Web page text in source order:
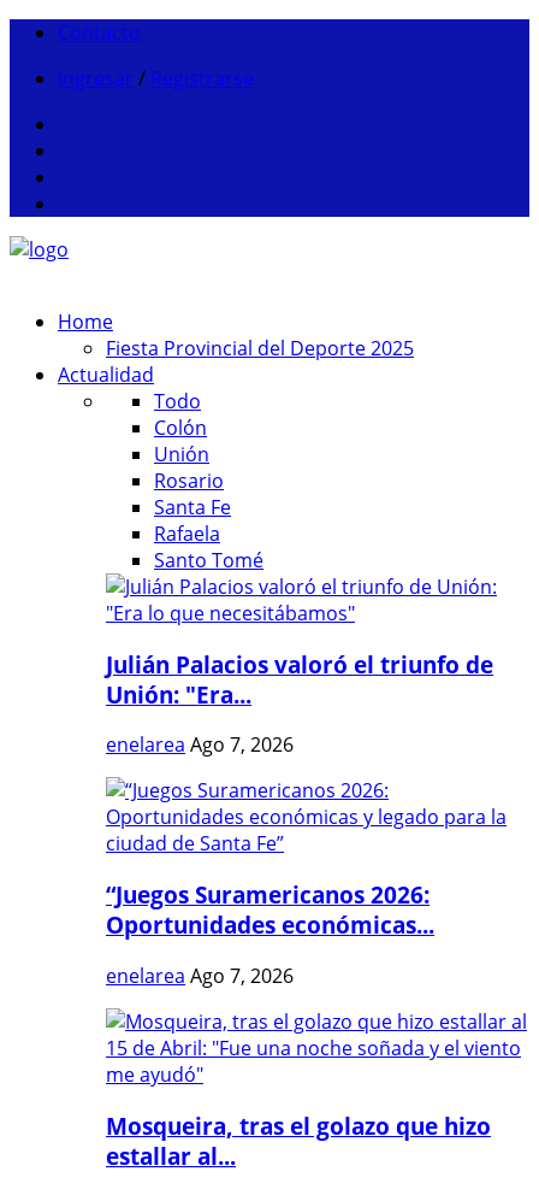
Contacto
Ingresar / Registrarse
Home
Fiesta Provincial del Deporte 2025
Actualidad
Todo
Colón
Unión
Rosario
Santa Fe
Rafaela
Santo Tomé
Julián Palacios valoró el triunfo de
Unión: "Era...
enelarea Ago 7, 2026
“Juegos Suramericanos 2026:
Oportunidades económicas...
enelarea Ago 7, 2026
Mosqueira, tras el golazo que hizo
estallar al...